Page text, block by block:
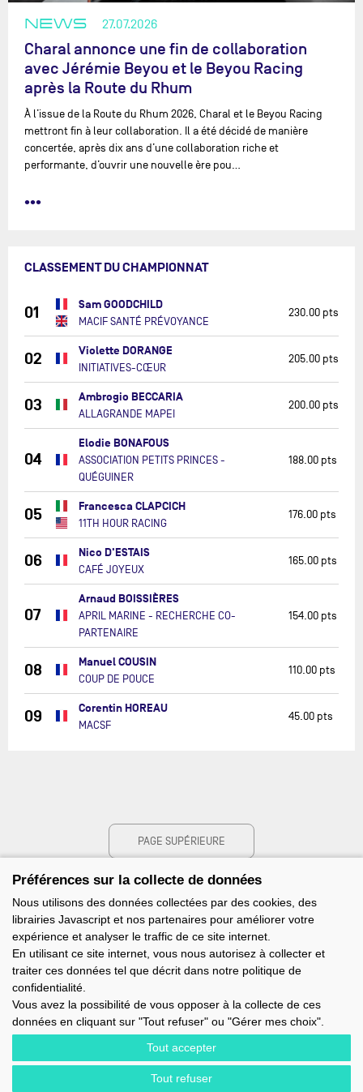
NEWS 27.07.2026
Charal annonce une fin de collaboration
avec Jérémie Beyou et le Beyou Racing
après la Route du Rhum
À l’issue de la Route du Rhum 2026, Charal et le Beyou Racing
mettront fin à leur collaboration. Il a été décidé de manière
concertée, après dix ans d’une collaboration riche et
performante, d’ouvrir une nouvelle ère pou…
•••
CLASSEMENT DU CHAMPIONNAT
01 Sam GOODCHILD
MACIF SANTÉ PRÉVOYANCE
230.00 pts
02 Violette DORANGE
INITIATIVES-CŒUR
205.00 pts
03 Ambrogio BECCARIA
ALLAGRANDE MAPEI
200.00 pts
04
Elodie BONAFOUS
ASSOCIATION PETITS PRINCES -
QUÉGUINER
188.00 pts
05 Francesca CLAPCICH
11TH HOUR RACING
176.00 pts
06 Nico D'ESTAIS
CAFÉ JOYEUX
165.00 pts
07
Arnaud BOISSIÈRES
APRIL MARINE - RECHERCHE CO-
PARTENAIRE
154.00 pts
08 Manuel COUSIN
COUP DE POUCE
110.00 pts
09 Corentin HOREAU
MACSF
45.00 pts
PAGE SUPÉRIEURE
IMOCA - 1 TERRE-PLEIN DU SOUS-MARIN PAPIN - 56100 LORIENT -
Préférences sur la collecte de données
Nous utilisons des données collectées par des cookies, des
librairies Javascript et nos partenaires pour améliorer votre
expérience et analyser le traffic de ce site internet.
En utilisant ce site internet, vous nous autorisez à collecter et
traiter ces données tel que décrit dans notre politique de
confidentialité.
Vous avez la possibilité de vous opposer à la collecte de ces
données en cliquant sur "Tout refuser" ou "Gérer mes choix".
Tout accepter
Tout refuser